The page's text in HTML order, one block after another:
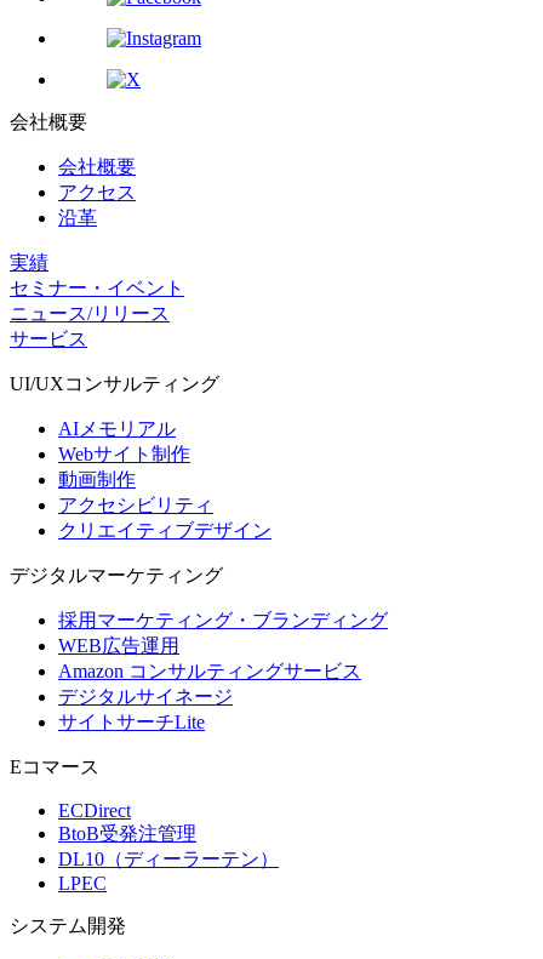
会社概要
会社概要
アクセス
沿革
実績
セミナー・イベント
ニュース/リリース
サービス
UI/UXコンサルティング
AIメモリアル
Webサイト制作
動画制作
アクセシビリティ
クリエイティブデザイン
デジタルマーケティング
採用マーケティング・ブランディング
WEB広告運用
Amazon コンサルティングサービス
デジタルサイネージ
サイトサーチLite
Eコマース
ECDirect
BtoB受発注管理
DL10（ディーラーテン）
LPEC
システム開発